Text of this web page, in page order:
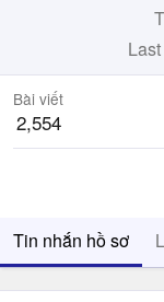
Bài viết
2,554
Tin nhắn hồ sơ